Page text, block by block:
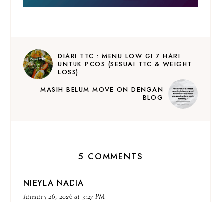
DIARI TTC : MENU LOW GI 7 HARI
UNTUK PCOS (SESUAI TTC & WEIGHT
LOSS)
MASIH BELUM MOVE ON DENGAN
BLOG
5 COMMENTS
NIEYLA NADIA
January 26, 2026 at 3:27 PM